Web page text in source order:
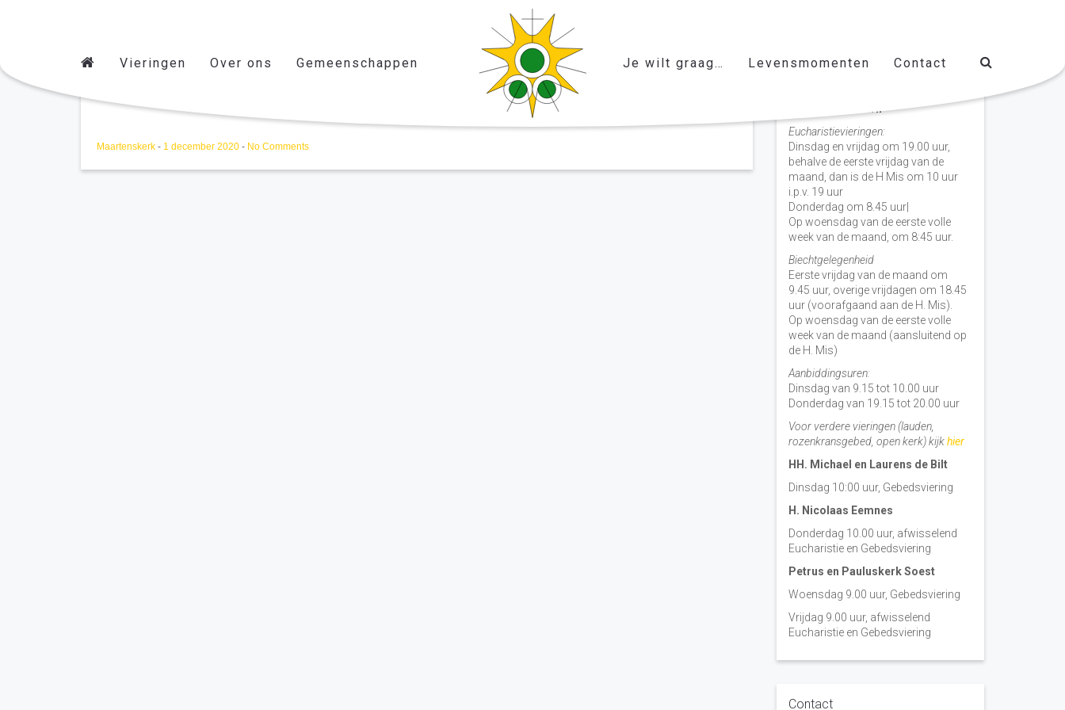
Vieringen Over ons Gemeenschappen Je wilt graag… Levensmomenten Contact
Maartenskerk - 1 december 2020 - No Comments
Vieringen door de week
H. Nicolaas Baarn
Eucharistievieringen:
Dinsdag en vrijdag om 19.00 uur,
behalve de eerste vrijdag van de
maand, dan is de H Mis om 10 uur
i.p.v. 19 uur
Donderdag om 8.45 uur|
Op woensdag van de eerste volle
week van de maand, om 8:45 uur.
Biechtgelegenheid
Eerste vrijdag van de maand om
9.45 uur, overige vrijdagen om 18.45
uur (voorafgaand aan de H. Mis).
Op woensdag van de eerste volle
week van de maand (aansluitend op
de H. Mis)
Aanbiddingsuren:
Dinsdag van 9.15 tot 10.00 uur
Donderdag van 19.15 tot 20.00 uur
Voor verdere vieringen (lauden,
rozenkransgebed, open kerk) kijkhier
HH. Michael en Laurens de Bilt
Dinsdag 10:00 uur, Gebedsviering
H. Nicolaas Eemnes
Donderdag 10.00 uur, afwisselend
Eucharistie en Gebedsviering
Petrus en Pauluskerk Soest
Woensdag 9.00 uur, Gebedsviering
Vrijdag 9.00 uur, afwisselend
Eucharistie en Gebedsviering
Contact